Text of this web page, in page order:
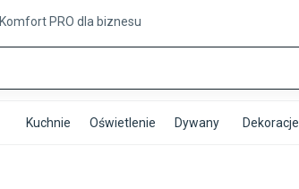
Komfort PRO dla biznesu
Kuchnie Oświetlenie Dywany Dekoracje